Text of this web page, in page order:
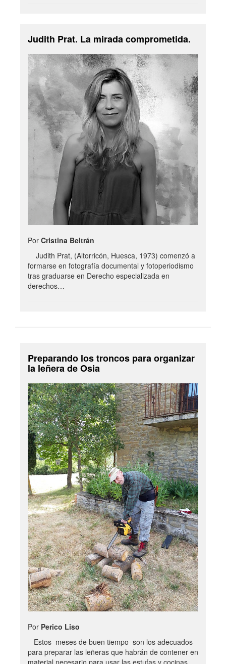
Judith Prat. La mirada comprometida.
Por Cristina Beltrán
Judith Prat, (Altorricón, Huesca, 1973) comenzó a
formarse en fotografía documental y fotoperiodismo
tras graduarse en Derecho especializada en
derechos…
Preparando los troncos para organizar
la leñera de Osia
Por Perico Liso
Estos meses de buen tiempo son los adecuados
para preparar las leñeras que habrán de contener en